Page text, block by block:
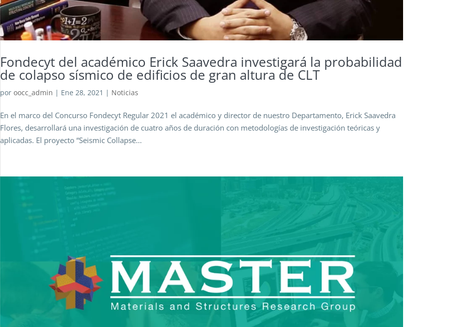
Fondecyt del académico Erick Saavedra investigará la probabilidad
de colapso sísmico de edificios de gran altura de CLT
poroocc_admin | Ene 28, 2021 | Noticias
En el marco del Concurso Fondecyt Regular 2021 el académico y director de nuestro Departamento, Erick Saavedra
Flores, desarrollará una investigación de cuatro años de duración con metodologías de investigación teóricas y
aplicadas. El proyecto “Seismic Collapse...